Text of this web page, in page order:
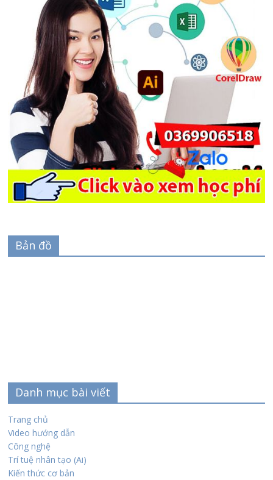
Bản đồ
Danh mục bài viết
Trang chủ
Video hướng dẫn
Công nghệ
Trí tuệ nhân tạo (Ai)
Kiến thức cơ bản